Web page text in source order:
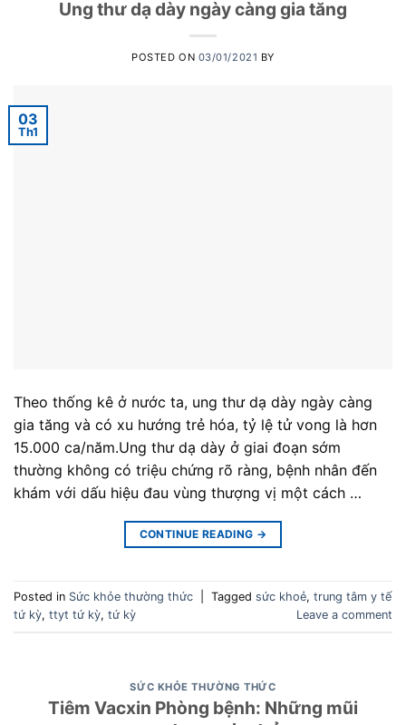
Ung thư dạ dày ngày càng gia tăng
POSTED ON 03/01/2021 BY
03
Th1
Theo thống kê ở nước ta, ung thư dạ dày ngày càng
gia tăng và có xu hướng trẻ hóa, tỷ lệ tử vong là hơn
15.000 ca/năm.Ung thư dạ dày ở giai đoạn sớm
thường không có triệu chứng rõ ràng, bệnh nhân đến
khám với dấu hiệu đau vùng thượng vị một cách …
CONTINUE READING →
Posted in Sức khỏe thường thức Tagged sức khoẻ, trung tâm y tế
tứ kỳ, ttyt tứ kỳ, tứ kỳ Leave a comment
SỨC KHỎE THƯỜNG THỨC
Tiêm Vacxin Phòng bệnh: Những mũi